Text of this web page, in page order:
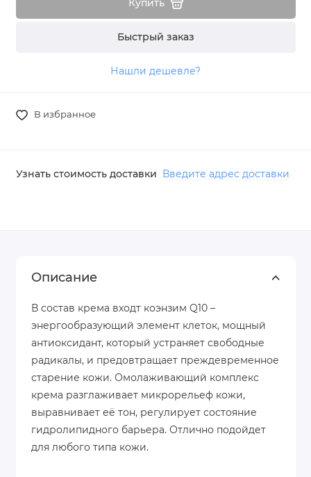
Купить
Быстрый заказ
Нашли дешевле?
В избранное
Узнать стоимость доставки Введите адрес доставки
Описание
В состав крема входт коэнзим Q10 –
энергообразующий элемент клеток, мощный
антиоксидант, который устраняет свободные
радикалы, и предовтращает преждевременное
старение кожи. Омолаживающий комплекс
крема разглаживает микрорельеф кожи,
выравнивает её тон, регулирует состояние
гидролипидного барьера. Отлично подойдет
для любого типа кожи.